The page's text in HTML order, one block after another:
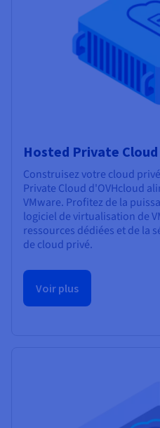
Hosted Private
Construisez votre cloud
Private Cloud d'OVHcloud
VMware. Profitez de la
logiciel de virtualisation de
ressources dédiées et de la
de cloud privé.
Voir plus